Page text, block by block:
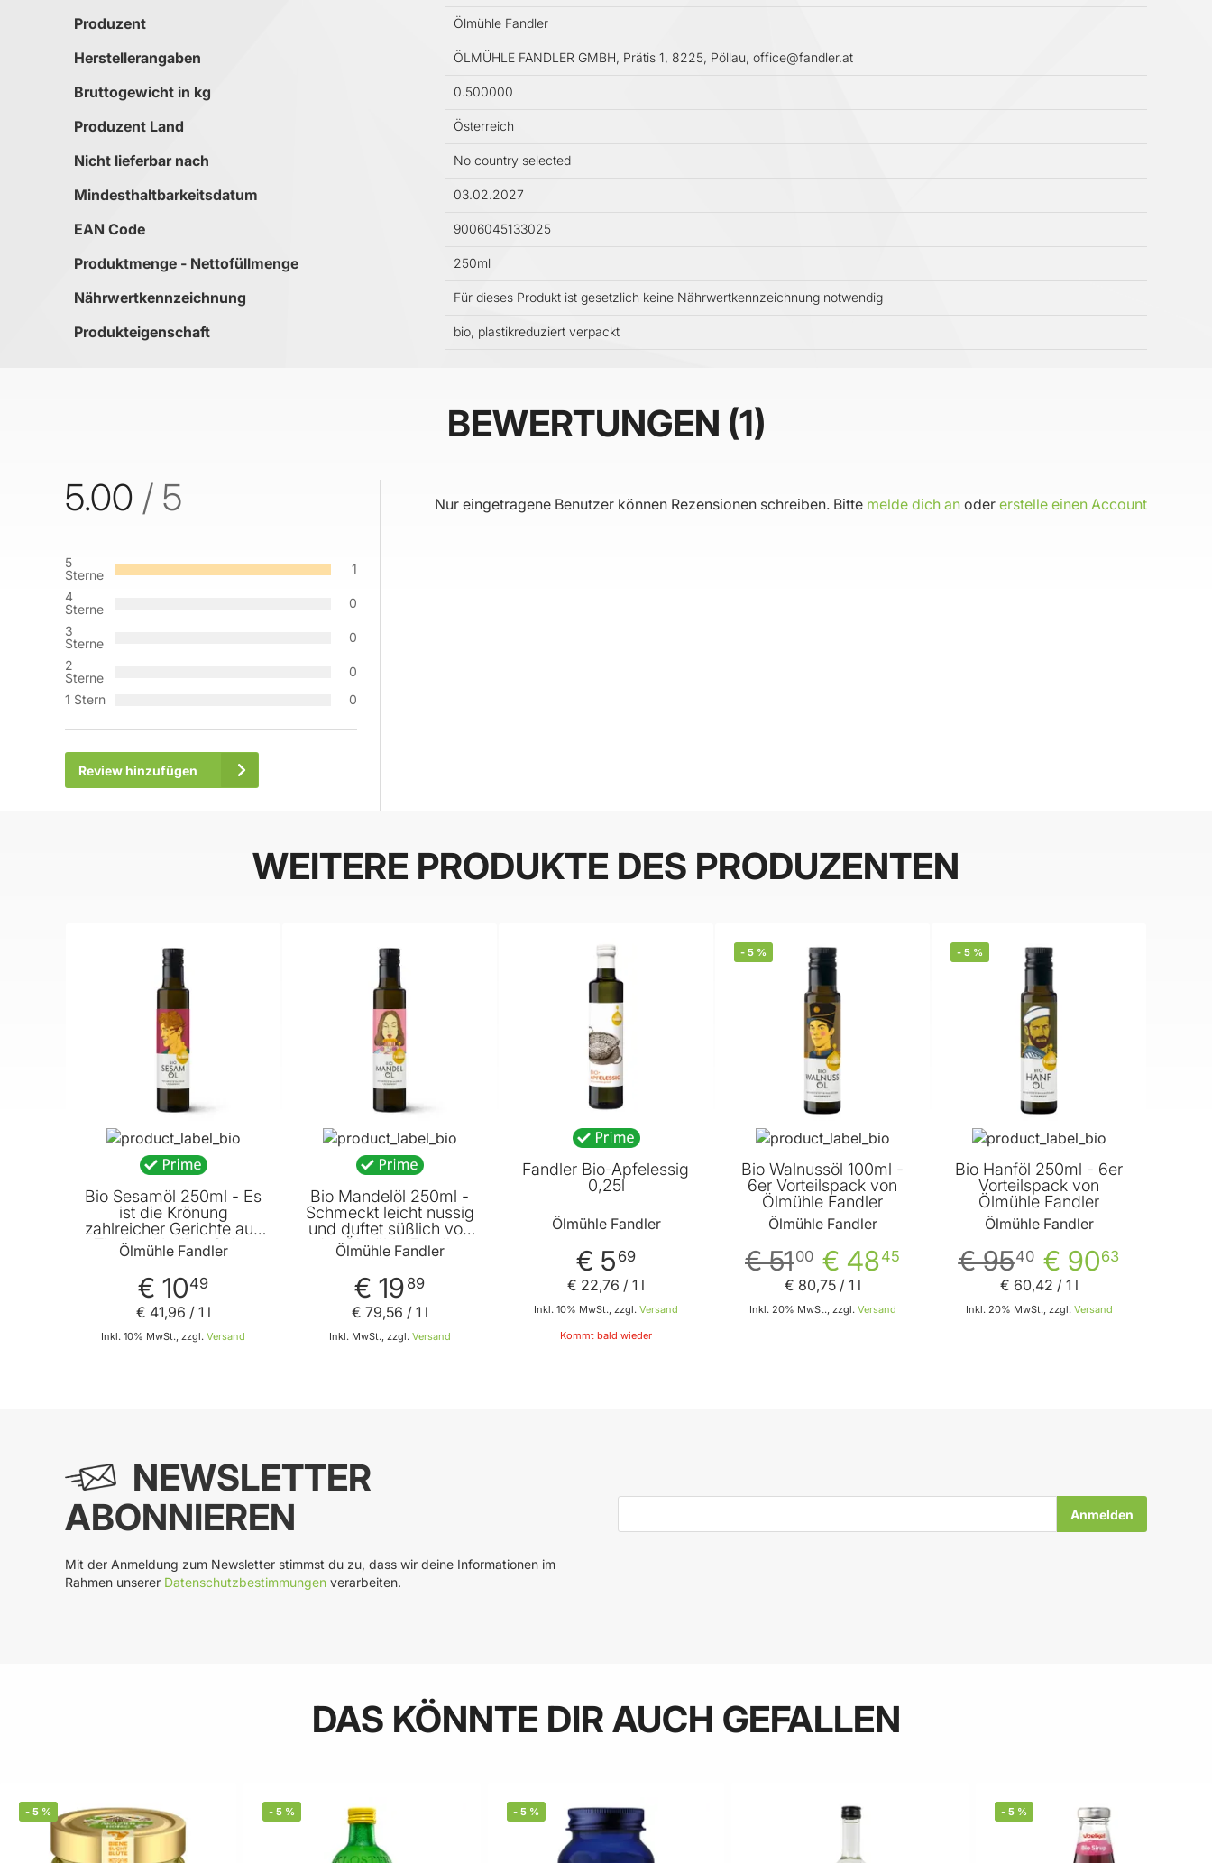
Produzent Ölmühle Fandler
Herstellerangaben ÖLMÜHLE FANDLER GMBH, Prätis 1, 8225, Pöllau, office@fandler.at
Bruttogewicht in kg 0.500000
Produzent Land Österreich
Nicht lieferbar nach No country selected
Mindesthaltbarkeitsdatum 03.02.2027
EAN Code 9006045133025
Produktmenge - Nettofüllmenge 250ml
Nährwertkennzeichnung Für dieses Produkt ist gesetzlich keine Nährwertkennzeichnung notwendig
Produkteigenschaft bio, plastikreduziert verpackt
BEWERTUNGEN 1
5.00 / 5
5
Sterne
1
4
Sterne
0
3
Sterne
0
2
Sterne
0
1 Stern
0
Review hinzufügen
Nur eingetragene Benutzer können Rezensionen schreiben. Bitte melde dich an oder erstelle einen Account
WEITERE PRODUKTE DES PRODUZENTEN
Bio Sesamöl 250ml - Es
ist die Krönung
zahlreicher Gerichte aus
Thailand Indien China
und Vietnam von
Ölmühle Fandler
Ölmühle Fandler
€ 1049
Inkl. 10% MwSt., zzgl. Versand
€ 41,96 / 1 l
Bio Mandelöl 250ml -
Schmeckt leicht nussig
und duftet süßlich von
der Ölmühle Fandler
Ölmühle Fandler
€ 19 89
Inkl. MwSt., zzgl. Versand
€ 79,56 / 1 l
Fandler Bio-Apfelessig
0,25l
Ölmühle Fandler
€ 5 69
Inkl. 10% MwSt., zzgl. Versand
€ 22,76 / 1 l
Kommt bald wieder
- 5 %
Bio Walnussöl 100ml -
6er Vorteilspack von
Ölmühle Fandler
Ölmühle Fandler
€ 4845
€ 5100
Inkl. 20% MwSt., zzgl. Versand
€ 80,75/ 1 l
- 5 %
Bio Hanföl 250ml - 6er
Vorteilspack von
Ölmühle Fandler
Ölmühle Fandler
€ 9063
€ 9540
Inkl. 20% MwSt., zzgl. Versand
€ 60,42 / 1 l
NEWSLETTER
ABONNIEREN
Mit der Anmeldung zum Newsletter stimmst du zu, dass wir deine Informationen im
Rahmen unserer Datenschutzbestimmungen verarbeiten.
DAS KÖNNTE DIR AUCH GEFALLEN
- 5 % -5 % - 5% - 5%